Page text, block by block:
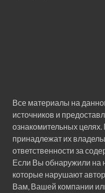
Все материалы на
источников и
ознакомительных
принадлежат их
ответственности за
Если Вы обнаружили на
которые нарушают
Вам, Вашей компании